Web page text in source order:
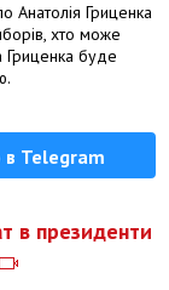
Анатолія Гриценка
хто може
Гриценка буде
Telegram
в президенти